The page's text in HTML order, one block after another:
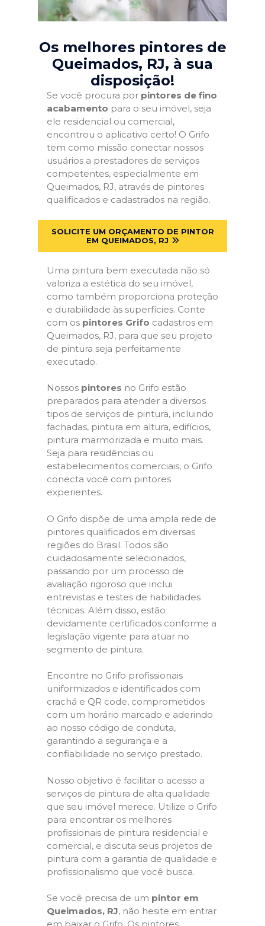
Os melhores pintores de
Queimados, RJ, à sua
disposição!
Se você procura por pintores de fino
acabamento para o seu imóvel, seja
ele residencial ou comercial,
encontrou o aplicativo certo! O Grifo
tem como missão conectar nossos
usuários a prestadores de serviços
competentes, especialmente em
Queimados, RJ, através de pintores
qualificados e cadastrados na região.
SOLICITE UM ORÇAMENTO DE PINTOR
EM QUEIMADOS, RJ
Uma pintura bem executada não só
valoriza a estética do seu imóvel,
como também proporciona proteção
e durabilidade às superfícies. Conte
com os pintores Grifo cadastros em
Queimados, RJ, para que seu projeto
de pintura seja perfeitamente
executado.
Nossos pintores no Grifo estão
preparados para atender a diversos
tipos de serviços de pintura, incluindo
fachadas, pintura em altura, edifícios,
pintura marmorizada e muito mais.
Seja para residências ou
estabelecimentos comerciais, o Grifo
conecta você com pintores
experientes.
O Grifo dispõe de uma ampla rede de
pintores qualificados em diversas
regiões do Brasil. Todos são
cuidadosamente selecionados,
passando por um processo de
avaliação rigoroso que inclui
entrevistas e testes de habilidades
técnicas. Além disso, estão
devidamente certificados conforme a
legislação vigente para atuar no
segmento de pintura.
Encontre no Grifo profissionais
uniformizados e identificados com
crachá e QR code, comprometidos
com um horário marcado e aderindo
ao nosso código de conduta,
garantindo a segurança e a
confiabilidade no serviço prestado.
Nosso objetivo é facilitar o acesso a
serviços de pintura de alta qualidade
que seu imóvel merece. Utilize o Grifo
para encontrar os melhores
profissionais de pintura residencial e
comercial, e discuta seus projetos de
pintura com a garantia de qualidade e
profissionalismo que você busca.
Se você precisa de um pintor em
Queimados, RJ, não hesite em entrar